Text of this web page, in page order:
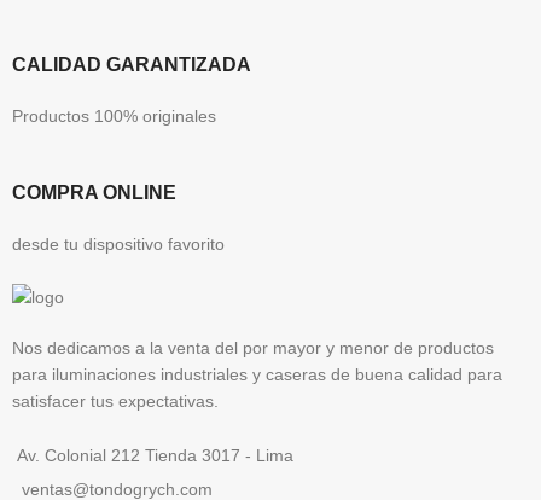
CALIDAD GARANTIZADA
Productos 100% originales
COMPRA ONLINE
desde tu dispositivo favorito
Nos dedicamos a la venta del por mayor y menor de productos
para iluminaciones industriales y caseras de buena calidad para
satisfacer tus expectativas.
Av. Colonial 212 Tienda 3017 - Lima
ventas@tondogrych.com